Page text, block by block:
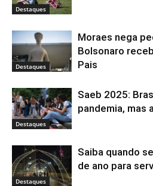
Destaques
Destaques
Moraes nega
Bolsonaro
Pais
Destaques
Saeb 2025:
pandemia, mas
Destaques
Saiba quando
de ano para